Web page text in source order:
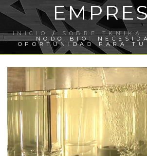
INICIO / SOBRE TKNIKA
NODO BIO:
OPORTUNIDAD PARA TU